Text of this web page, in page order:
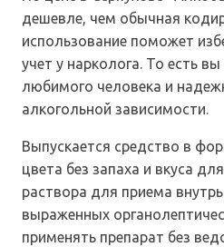
дешевле, чем обычная
использование поможет
учет у нарколога. То есть
любимого человека и
алкогольной зависимости.
Выпускается средство в
цвета без запаха и вкуса
раствора для приема
выраженных
применять препарат без